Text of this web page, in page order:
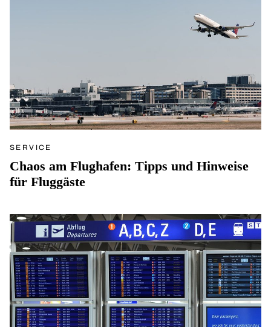
SERVICE
Chaos am Flughafen: Tipps und Hinweise
für Fluggäste